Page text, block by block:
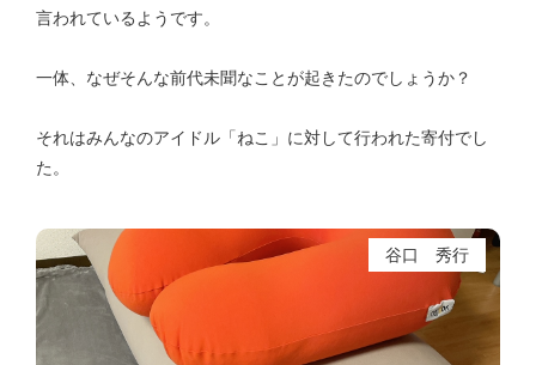
言われているようです。
一体、なぜそんな前代未聞なことが起きたのでしょうか？
それはみんなのアイドル「ねこ」に対して行われた寄付でし
た。
谷口 秀行